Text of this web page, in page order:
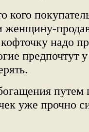
кого
женщину-
надо
предпочтут
путем
уже прочно